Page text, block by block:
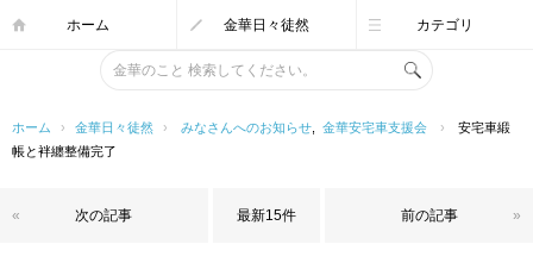
ホーム 金華日々徒然 カテゴリ
ホーム › 金華日々徒然 › みなさんへのお知らせ 金華安宅車支援会 ›
安宅車緞
帳と袢纏整備完了
次の記事
« 最新15件 前の記事 »